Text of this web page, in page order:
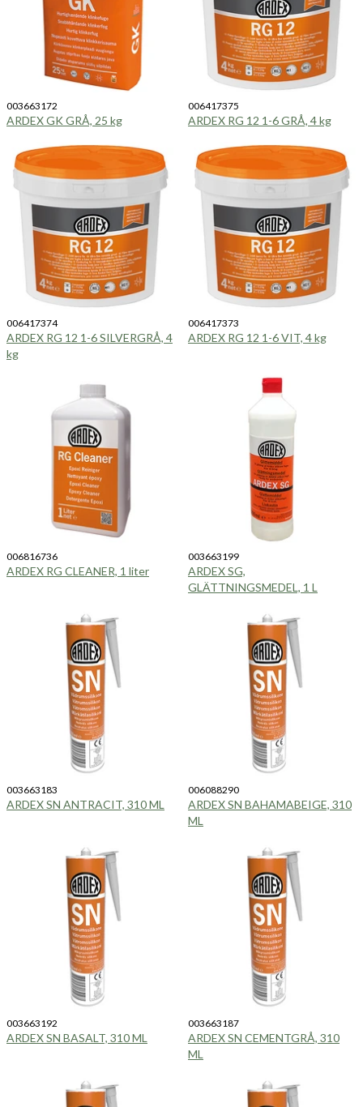
003663172
ARDEX GK GRÅ, 25 kg
006417375
ARDEX RG 12 1-6 GRÅ, 4 kg
006417374
ARDEX RG 12 1-6 SILVERGRÅ, 4
kg
006417373
ARDEX RG 12 1-6 VIT, 4 kg
006816736
ARDEX RG CLEANER, 1 liter
003663199
ARDEX SG,
GLÄTTNINGSMEDEL, 1 L
003663183
ARDEX SN ANTRACIT, 310 ML
006088290
ARDEX SN BAHAMABEIGE, 310
ML
003663192
ARDEX SN BASALT, 310 ML
003663187
ARDEX SN CEMENTGRÅ, 310
ML